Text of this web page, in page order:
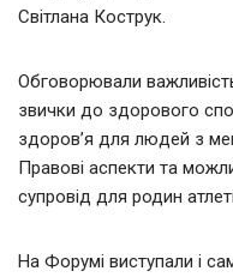
Світлана Кострук.
Обговорювали
звички до здорового
здоров’я для людей з
Правові аспекти та
супровід для родин
На Форумі виступали і